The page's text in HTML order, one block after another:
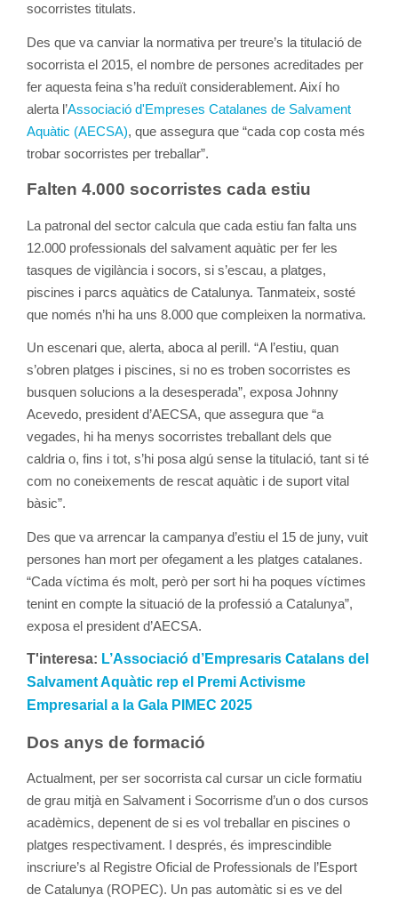
socorristes titulats.
Des que va canviar la normativa per treure’s la titulació de
socorrista el 2015, el nombre de persones acreditades per
fer aquesta feina s’ha reduït considerablement. Així ho
alerta l’Associació d'Empreses Catalanes de Salvament
Aquàtic (AECSA), que assegura que “cada cop costa més
trobar socorristes per treballar”.
Falten 4.000 socorristes cada estiu
La patronal del sector calcula que cada estiu fan falta uns
12.000 professionals del salvament aquàtic per fer les
tasques de vigilància i socors, si s’escau, a platges,
piscines i parcs aquàtics de Catalunya. Tanmateix, sosté
que només n’hi ha uns 8.000 que compleixen la normativa.
Un escenari que, alerta, aboca al perill. “A l’estiu, quan
s’obren platges i piscines, si no es troben socorristes es
busquen solucions a la desesperada”, exposa Johnny
Acevedo, president d’AECSA, que assegura que “a
vegades, hi ha menys socorristes treballant dels que
caldria o, fins i tot, s’hi posa algú sense la titulació, tant si té
com no coneixements de rescat aquàtic i de suport vital
bàsic”.
Des que va arrencar la campanya d’estiu el 15 de juny, vuit
persones han mort per ofegament a les platges catalanes.
“Cada víctima és molt, però per sort hi ha poques víctimes
tenint en compte la situació de la professió a Catalunya”,
exposa el president d’AECSA.
T'interesa: L’Associació d’Empresaris Catalans del
Salvament Aquàtic rep el Premi Activisme
Empresarial a la Gala PIMEC 2025
Dos anys de formació
Actualment, per ser socorrista cal cursar un cicle formatiu
de grau mitjà en Salvament i Socorrisme d’un o dos cursos
acadèmics, depenent de si es vol treballar en piscines o
platges respectivament. I després, és imprescindible
inscriure’s al Registre Oficial de Professionals de l’Esport
de Catalunya (ROPEC). Un pas automàtic si es ve del